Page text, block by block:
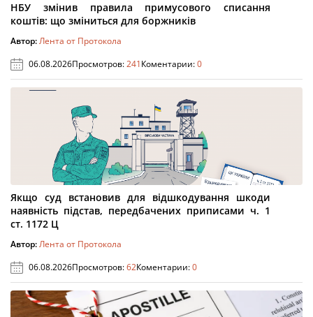
НБУ змінив правила примусового списання
коштів: що зміниться для боржників
Автор:Лента от Протокола
06.08.2026Просмотров:241Коментарии:0
Якщо суд встановив для відшкодування шкоди
наявність підстав, передбачених приписами ч. 1
ст. 1172 Ц
Автор:Лента от Протокола
06.08.2026Просмотров:62Коментарии:0